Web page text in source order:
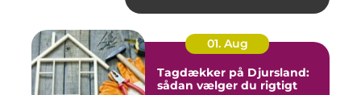
01. Aug
Tagdækker på Djursland:
sådan vælger du rigtigt